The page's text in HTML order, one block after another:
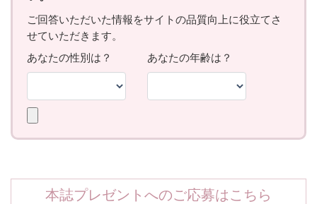
本誌プレゼントへのご応募はこちら